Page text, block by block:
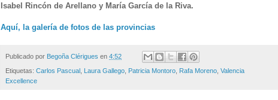
Isabel Rincón de Arellano y María García de la Riva.
Aquí, la galería de fotos de las provincias
Publicado por Begoña Clérigues en 4:52
Etiquetas: Carlos Pascual Laura Gallego Patricia Montoro Rafa Moreno Valencia
Excellence